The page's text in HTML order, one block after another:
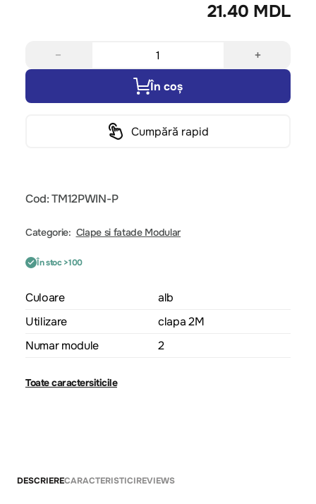
21.40 MDL
− +
În coș
Cumpără rapid
Cod: TM12PWIN-P
Categorie: Clape si fatade Modular
În stoc >100
Culoare
alb
Utilizare
clapa 2M
Numar module
2
Toate caractersiticile
DESCRIERECARACTERISTICIREVIEWS